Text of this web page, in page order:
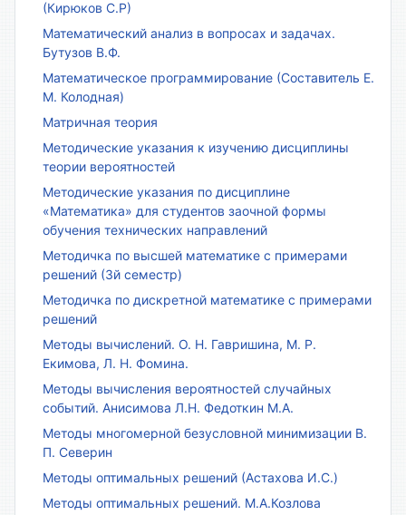
(Кирюков С.Р)
Математический анализ в вопросах и задачах.
Бутузов В.Ф.
Математическое программирование (Составитель Е.
М. Колодная)
Матричная теория
Методические указания к изучению дисциплины
теории вероятностей
Методические указания по дисциплине
«Математика» для студентов заочной формы
обучения технических направлений
Методичка по высшей математике с примерами
решений (3й семестр)
Методичка по дискретной математике с примерами
решений
Методы вычислений. О. Н. Гавришина, М. Р.
Екимова, Л. Н. Фомина.
Методы вычисления вероятностей случайных
событий. Анисимова Л.Н. Федоткин М.А.
Методы многомерной безусловной минимизации В.
П. Северин
Методы оптимальных решений (Астахова И.С.)
Методы оптимальных решений. М.А.Козлова